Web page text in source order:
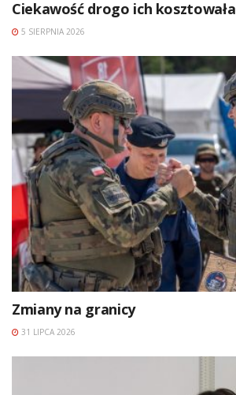
Ciekawość drogo ich kosztowała
5 SIERPNIA 2026
Zmiany na granicy
31 LIPCA 2026